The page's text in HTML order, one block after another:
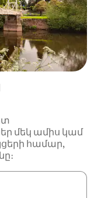
մեկ ամիս կամ
համար,
սլաքների